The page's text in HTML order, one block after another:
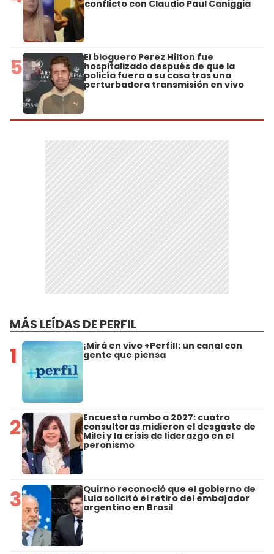
conflicto con Claudio Paul Caniggia
5 El bloguero Perez Hilton fue
hospitalizado después de que la
policía fuera a su casa tras una
perturbadora transmisión en vivo
MÁS LEÍDAS DE PERFIL
1 ¡Mirá en vivo +Perfil!: un canal con
gente que piensa
2 Encuesta rumbo a 2027: cuatro
consultoras midieron el desgaste de
Milei y la crisis de liderazgo en el
peronismo
3 Quirno reconoció que el gobierno de
Lula solicitó el retiro del embajador
argentino en Brasil